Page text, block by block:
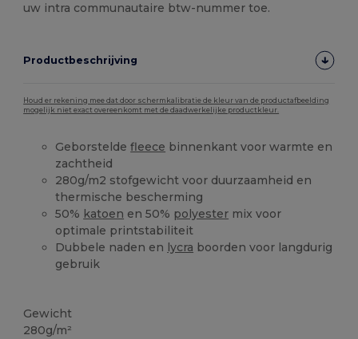
uw intra communautaire btw-nummer toe.
Productbeschrijving
Houd er rekening mee dat door schermkalibratie de kleur van de productafbeelding
mogelijk niet exact overeenkomt met de daadwerkelijke productkleur.
Geborsteldefleece binnenkant voor warmte en
zachtheid
280g/m2 stofgewicht voor duurzaamheid en
thermische bescherming
50% katoen en 50% polyester mix voor
optimale printstabiliteit
Dubbele naden en lycra boorden voor langdurig
gebruik
Gewicht
280g/m²